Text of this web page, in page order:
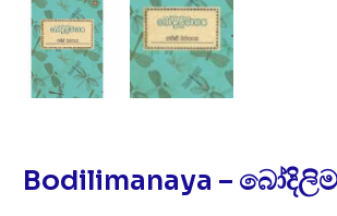
Bodilimanaya –